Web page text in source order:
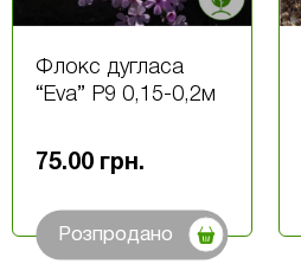
Флокс дугласа
“Eva” Р9 0,15-0,2м
75.00 грн.
Розпродано